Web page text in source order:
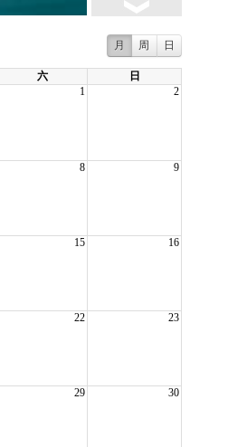
月 周 日
六
日
1 2
8 9
15 16
22 23
29 30